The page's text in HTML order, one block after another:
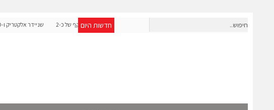
חדשות היום
אפולו פאוור תקים עבור אמזון פרויקט סולארי בצרפת בהיקף של כ-2
שניידר אלקטריק ו-AMD משתפות פעולה להאצת הקמת תשתיות AI